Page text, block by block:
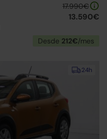
17.990€
13.590€
Desde 212€/mes
24h